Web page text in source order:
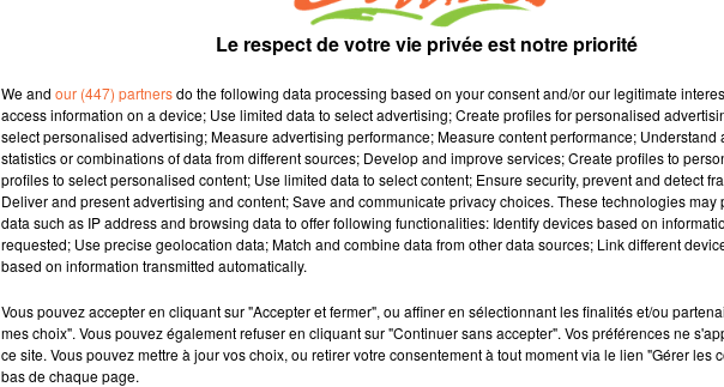
4 min 44 sec
Le respect de votre vie privée est notre priorité
We and our (447) partnersdo the following data processing based on your consent and/or our legitimate
access information on a device; Use limited data to select advertising; Create profiles for personalised
select personalised advertising; Measure advertising performance; Measure content performance; Understand
statistics or combinations of data from different sources; Develop and improve services; Create profiles to
profiles to select personalised content; Use limited data to select content; Ensure security, prevent and detect
Deliver and present advertising and content; Save and communicate privacy choices. These technologies may
data such as IP address and browsing data to offer following functionalities: Identify devices based on
requested; Use precise geolocation data; Match and combine data from other data sources; Link different
based on information transmitted automatically.
Vous pouvez accepter en cliquant sur "Accepter et fermer", ou affiner en sélectionnant les finalités et/ou
mes choix". Vous pouvez également refuser en cliquant sur "Continuer sans accepter". Vos préférences ne
ce site. Vous pouvez mettre à jour vos choix, ou retirer votre consentement à tout moment via le lien "Gérer les
bas de chaque page.